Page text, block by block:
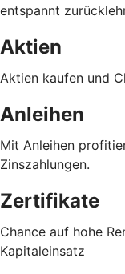
entspannt
Aktien
Aktien kaufen und
Anleihen
Mit Anleihen
Zinszahlungen.
Zertifikate
Chance auf hohe
Kapitaleinsatz